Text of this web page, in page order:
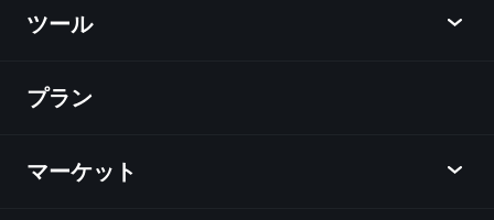
ツール
ディスカバー
チャート
プラン
マーケット